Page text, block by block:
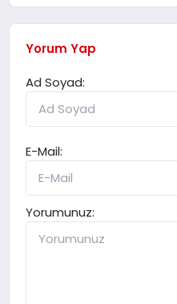
Yorum Yap
Ad Soyad:
E-Mail:
Yorumunuz: